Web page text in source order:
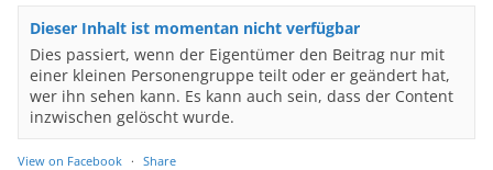
Dieser Inhalt ist momentan nicht verfügbar
Dies passiert, wenn der Eigentümer den Beitrag nur mit
einer kleinen Personengruppe teilt oder er geändert hat,
wer ihn sehen kann. Es kann auch sein, dass der Content
inzwischen gelöscht wurde.
View on Facebook · Share